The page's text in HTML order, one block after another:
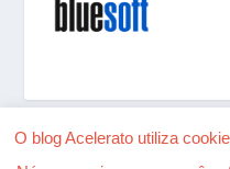
O blog Acelerato utiliza